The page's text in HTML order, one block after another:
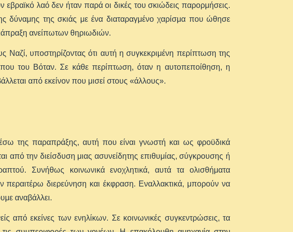
εβραϊκό λαό δεν ήταν παρά οι δικές του σκιώδεις παρορμήσεις.
δύναμης της σκιάς με ένα διαταραγμένο χαρίσμα που ώθησε
ανείπωτων θηριωδιών.
Ναζί, υποστηρίζοντας ότι αυτή η συγκεκριμένη περίπτωση της
του Βόταν. Σε κάθε περίπτωση, όταν η αυτοπεποίθηση, η
από εκείνον που μισεί στους «άλλους».
της παραπράξης, αυτή που είναι γνωστή και ως φροϋδικά
από την διείσδυση μιας ασυνείδητης επιθυμίας, σύγκρουσης ή
Συνήθως κοινωνικά ενοχλητικά, αυτά τα ολισθήματα
περαιτέρω διερεύνηση και έκφραση. Εναλλακτικά, μπορούν να
αναβάλλει.
από εκείνες των ενηλίκων. Σε κοινωνικές συγκεντρώσεις, τα